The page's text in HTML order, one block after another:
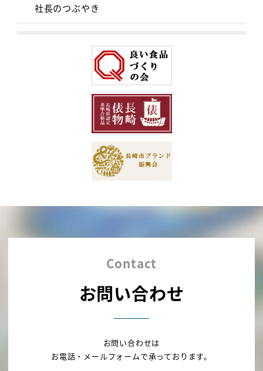
社長のつぶやき
Contact
お問い合わせ
お問い合わせは
お電話・メールフォームで承っております。